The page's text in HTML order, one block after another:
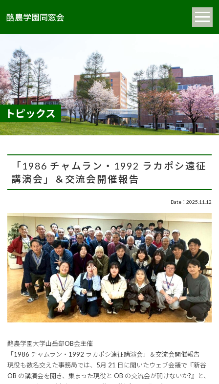
酪農学園同窓会
トピックス
「1986 チャムラン・1992 ラカポシ遠征
講演会」＆交流会開催報告
Date：2025.11.12
酪農学園大学山岳部OB会主催
「1986 チャムラン・1992 ラカポシ遠征講演会」＆交流会開催報告
現役も数名交えた事務局では、5月 21 日に開いたウェブ会議で『新谷
OB の講演会を開き、集まった現役と OB の交流会が開けないか?』と、